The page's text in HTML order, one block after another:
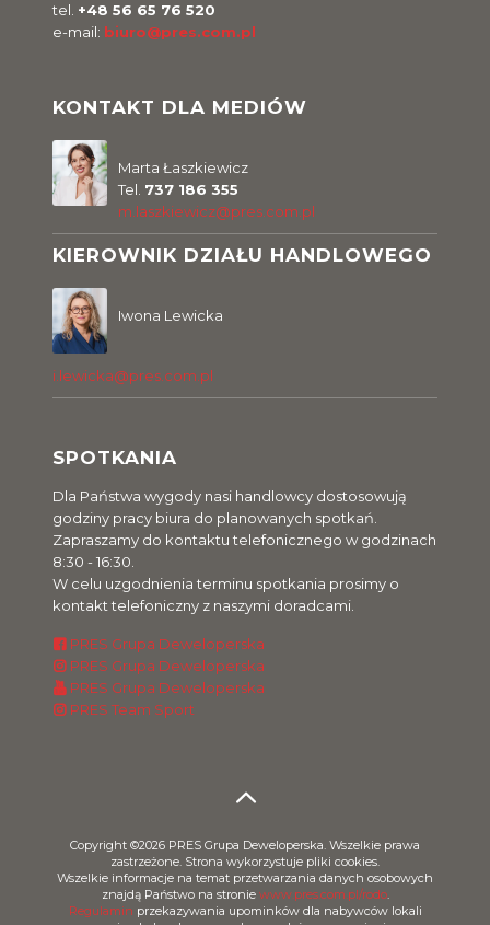
tel. +48 56 65 76 520
e-mail: biuro@pres.com.pl
KONTAKT DLA MEDIÓW
Marta Łaszkiewicz
Tel. 737 186 355
m.laszkiewicz@pres.com.pl
KIEROWNIK DZIAŁU HANDLOWEGO
Iwona Lewicka
i.lewicka@pres.com.pl
SPOTKANIA
Dla Państwa wygody nasi handlowcy dostosowują
godziny pracy biura do planowanych spotkań.
Zapraszamy do kontaktu telefonicznego w godzinach
8:30 - 16:30.
W celu uzgodnienia terminu spotkania prosimy o
kontakt telefoniczny z naszymi doradcami.
PRES Grupa Deweloperska
PRES Grupa Deweloperska
PRES Grupa Deweloperska
PRES Team Sport
Copyright ©2026 PRES Grupa Deweloperska. Wszelkie prawa
zastrzeżone. Strona wykorzystuje pliki cookies.
Wszelkie informacje na temat przetwarzania danych osobowych
znajdą Państwo na stronie www.pres.com.pl/rodo.
Regulamin przekazywania upominków dla nabywców lokali